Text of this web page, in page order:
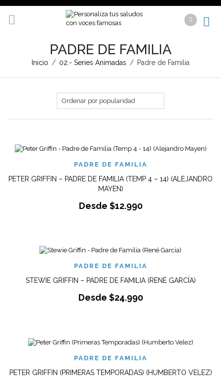
PADRE DE FAMILIA
Inicio / 02.- Series Animadas / Padre de Familia
PADRE DE FAMILIA
PETER GRIFFIN – PADRE DE FAMILIA (TEMP 4 – 14) (ALEJANDRO
MAYEN)
Desde $12.990
PADRE DE FAMILIA
STEWIE GRIFFIN – PADRE DE FAMILIA (RENÉ GARCÍA)
Desde $24.990
PADRE DE FAMILIA
PETER GRIFFIN (PRIMERAS TEMPORADAS) (HUMBERTO VELEZ)